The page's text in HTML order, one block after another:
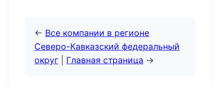
← Все компании в регионе
Северо-Кавказский федеральный
округ
Главная страница →